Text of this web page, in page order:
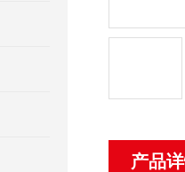
产品